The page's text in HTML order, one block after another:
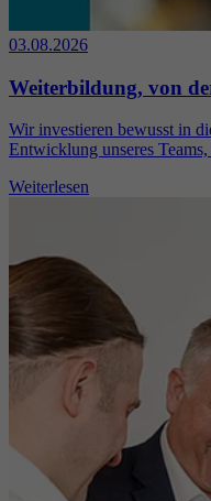
03.08.2026
Weiterbildung, von
Wir investieren bewusst in
Entwicklung unseres
Weiterlesen